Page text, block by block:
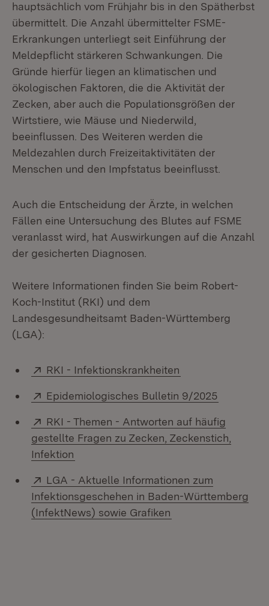
hauptsächlich vom Frühjahr bis in den Spätherbst
übermittelt. Die Anzahl übermittelter FSME-
Erkrankungen unterliegt seit Einführung der
Meldepflicht stärkeren Schwankungen. Die
Gründe hierfür liegen an klimatischen und
ökologischen Faktoren, die die Aktivität der
Zecken, aber auch die Populationsgrößen der
Wirtstiere, wie Mäuse und Niederwild,
beeinflussen. Des Weiteren werden die
Meldezahlen durch Freizeitaktivitäten der
Menschen und den Impfstatus beeinflusst.
Auch die Entscheidung der Ärzte, in welchen
Fällen eine Untersuchung des Blutes auf FSME
veranlasst wird, hat Auswirkungen auf die Anzahl
der gesicherten Diagnosen.
Weitere Informationen finden Sie beim Robert-
Koch-Institut (RKI) und dem
Landesgesundheitsamt Baden-Württemberg
(LGA):
Extern:
RKI - Infektionskrankheiten
Extern:
Epidemiologisches Bulletin 9/2025
Extern:
RKI - Themen - Antworten auf häufig
gestellte Fragen zu Zecken, Zeckenstich,
Infektion
Extern:
LGA - Aktuelle Informationen zum
Infektionsgeschehen in Baden-Württemberg
(InfektNews) sowie Grafiken